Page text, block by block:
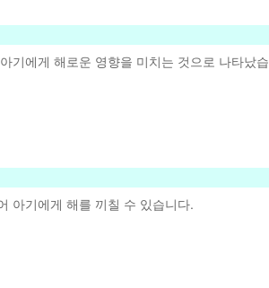
기에게 해로운 영향을 미치는 것으로 나타났습
아기에게 해를 끼칠 수 있습니다.